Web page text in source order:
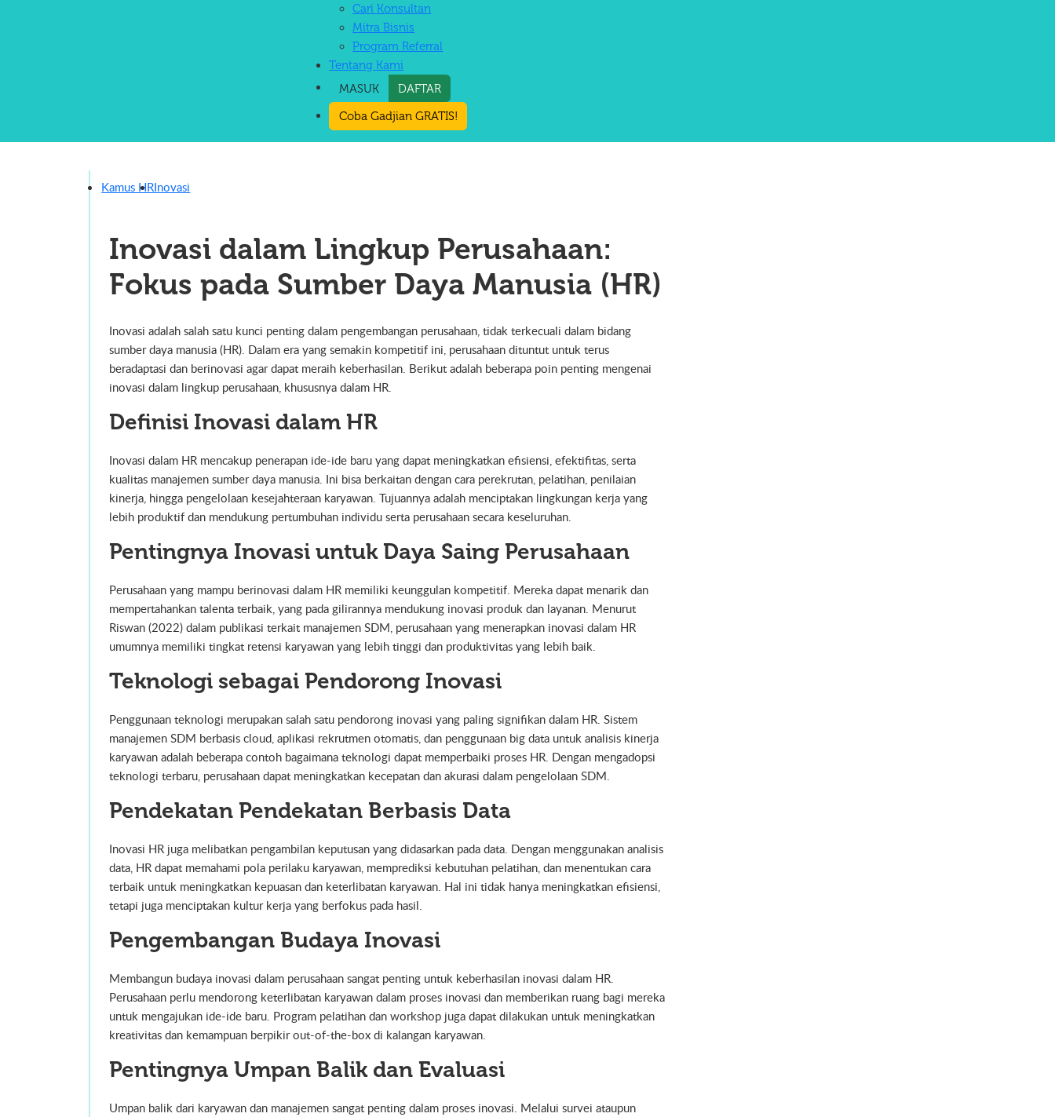
Cari Konsultan
Mitra Bisnis
Program Referral
Tentang Kami
MASUK
DAFTAR
Coba Gadjian GRATIS!
Kamus HRInovasi
Inovasi dalam Lingkup Perusahaan:
Fokus pada Sumber Daya Manusia (HR)
Inovasi adalah salah satu kunci penting dalam pengembangan perusahaan, tidak terkecuali dalam bidang
sumber daya manusia (HR). Dalam era yang semakin kompetitif ini, perusahaan dituntut untuk terus
beradaptasi dan berinovasi agar dapat meraih keberhasilan. Berikut adalah beberapa poin penting mengenai
inovasi dalam lingkup perusahaan, khususnya dalam HR.
Definisi Inovasi dalam HR
Inovasi dalam HR mencakup penerapan ide-ide baru yang dapat meningkatkan efisiensi, efektifitas, serta
kualitas manajemen sumber daya manusia. Ini bisa berkaitan dengan cara perekrutan, pelatihan, penilaian
kinerja, hingga pengelolaan kesejahteraan karyawan. Tujuannya adalah menciptakan lingkungan kerja yang
lebih produktif dan mendukung pertumbuhan individu serta perusahaan secara keseluruhan.
Pentingnya Inovasi untuk Daya Saing Perusahaan
Perusahaan yang mampu berinovasi dalam HR memiliki keunggulan kompetitif. Mereka dapat menarik dan
mempertahankan talenta terbaik, yang pada gilirannya mendukung inovasi produk dan layanan. Menurut
Riswan (2022) dalam publikasi terkait manajemen SDM, perusahaan yang menerapkan inovasi dalam HR
umumnya memiliki tingkat retensi karyawan yang lebih tinggi dan produktivitas yang lebih baik.
Teknologi sebagai Pendorong Inovasi
Penggunaan teknologi merupakan salah satu pendorong inovasi yang paling signifikan dalam HR. Sistem
manajemen SDM berbasis cloud, aplikasi rekrutmen otomatis, dan penggunaan big data untuk analisis kinerja
karyawan adalah beberapa contoh bagaimana teknologi dapat memperbaiki proses HR. Dengan mengadopsi
teknologi terbaru, perusahaan dapat meningkatkan kecepatan dan akurasi dalam pengelolaan SDM.
Pendekatan Pendekatan Berbasis Data
Inovasi HR juga melibatkan pengambilan keputusan yang didasarkan pada data. Dengan menggunakan analisis
data, HR dapat memahami pola perilaku karyawan, memprediksi kebutuhan pelatihan, dan menentukan cara
terbaik untuk meningkatkan kepuasan dan keterlibatan karyawan. Hal ini tidak hanya meningkatkan efisiensi,
tetapi juga menciptakan kultur kerja yang berfokus pada hasil.
Pengembangan Budaya Inovasi
Membangun budaya inovasi dalam perusahaan sangat penting untuk keberhasilan inovasi dalam HR.
Perusahaan perlu mendorong keterlibatan karyawan dalam proses inovasi dan memberikan ruang bagi mereka
untuk mengajukan ide-ide baru. Program pelatihan dan workshop juga dapat dilakukan untuk meningkatkan
kreativitas dan kemampuan berpikir out-of-the-box di kalangan karyawan.
Pentingnya Umpan Balik dan Evaluasi
Umpan balik dari karyawan dan manajemen sangat penting dalam proses inovasi. Melalui survei ataupun